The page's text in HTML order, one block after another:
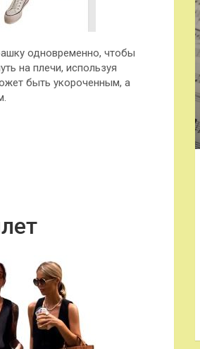
одновременно, чтобы
на плечи, используя
быть укороченным, а